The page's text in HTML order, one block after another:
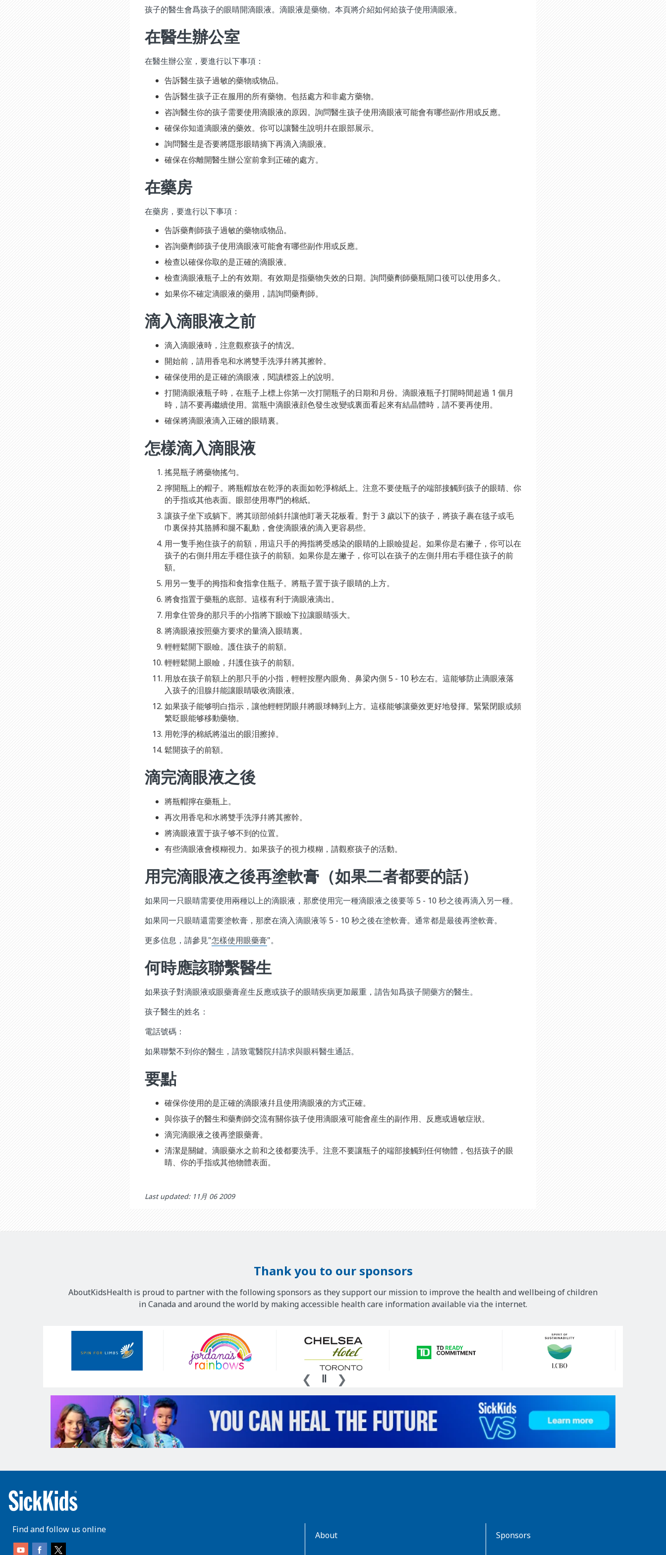
孩子的醫生會爲孩子的眼睛開滴眼液。滴眼液是藥物。本頁將介紹如何給孩子使用滴眼液。
在醫生辦公室
在醫生辦公室，要進行以下事項：
告訴醫生孩子過敏的藥物或物品。
告訴醫生孩子正在服用的所有藥物。包括處方和非處方藥物。
咨詢醫生你的孩子需要使用滴眼液的原因。詢問醫生孩子使用滴眼液可能會有哪些副作用或反應。
確保你知道滴眼液的藥效。你可以讓醫生說明幷在眼部展示。
詢問醫生是否要將隱形眼睛摘下再滴入滴眼液。
確保在你離開醫生辦公室前拿到正確的處方。
在藥房
在藥房，要進行以下事項：
告訴藥劑師孩子過敏的藥物或物品。
咨詢藥劑師孩子使用滴眼液可能會有哪些副作用或反應。
檢查以確保你取的是正確的滴眼液。
檢查滴眼液瓶子上的有效期。有效期是指藥物失效的日期。詢問藥劑師藥瓶開口後可以使用多久。
如果你不確定滴眼液的藥用，請詢問藥劑師。
滴入滴眼液之前
滴入滴眼液時，注意觀察孩子的情况。
開始前，請用香皂和水將雙手洗淨幷將其擦幹。
確保使用的是正確的滴眼液，閱讀標簽上的說明。
打開滴眼液瓶子時，在瓶子上標上你第一次打開瓶子的日期和月份。滴眼液瓶子打開時間超過 1 個月
時，請不要再繼續使用。當瓶中滴眼液顔色發生改變或裏面看起來有結晶體時，請不要再使用。
確保將滴眼液滴入正確的眼睛裏。
怎樣滴入滴眼液
搖晃瓶子將藥物搖勻。
擰開瓶上的帽子。將瓶帽放在乾淨的表面如乾淨棉紙上。注意不要使瓶子的端部接觸到孩子的眼睛、你
的手指或其他表面。眼部使用專門的棉紙。
讓孩子坐下或躺下。將其頭部傾斜幷讓他盯著天花板看。對于 3 歲以下的孩子，將孩子裹在毯子或毛
巾裏保持其胳膊和腿不亂動，會使滴眼液的滴入更容易些。
用一隻手抱住孩子的前額，用這只手的拇指將受感染的眼睛的上眼瞼提起。如果你是右撇子，你可以在
孩子的右側幷用左手穩住孩子的前額。如果你是左撇子，你可以在孩子的左側幷用右手穩住孩子的前
額。
用另一隻手的拇指和食指拿住瓶子。將瓶子置于孩子眼睛的上方。
將食指置于藥瓶的底部。這樣有利于滴眼液滴出。
用拿住管身的那只手的小指將下眼瞼下拉讓眼睛張大。
將滴眼液按照藥方要求的量滴入眼睛裏。
輕輕鬆開下眼瞼。護住孩子的前額。
輕輕鬆開上眼瞼，幷護住孩子的前額。
用放在孩子前額上的那只手的小指，輕輕按壓內眼角、鼻梁內側 5 - 10 秒左右。這能够防止滴眼液落
入孩子的泪腺幷能讓眼睛吸收滴眼液。
如果孩子能够明白指示，讓他輕輕閉眼幷將眼球轉到上方。這樣能够讓藥效更好地發揮。緊緊閉眼或頻
繁眨眼能够移動藥物。
用乾淨的棉紙將溢出的眼泪擦掉。
鬆開孩子的前額。
滴完滴眼液之後
將瓶帽擰在藥瓶上。
再次用香皂和水將雙手洗淨幷將其擦幹。
將滴眼液置于孩子够不到的位置。
有些滴眼液會模糊視力。如果孩子的視力模糊，請觀察孩子的活動。
用完滴眼液之後再塗軟膏（如果二者都要的話）
如果同一只眼睛需要使用兩種以上的滴眼液，那麽使用完一種滴眼液之後要等 5 - 10 秒之後再滴入另一種。
如果同一只眼睛還需要塗軟膏，那麽在滴入滴眼液等 5 - 10 秒之後在塗軟膏。通常都是最後再塗軟膏。
更多信息，請參見"怎樣使用眼藥膏"。
何時應該聯繫醫生
如果孩子對滴眼液或眼藥膏産生反應或孩子的眼睛疾病更加嚴重，請告知爲孩子開藥方的醫生。
孩子醫生的姓名：
電話號碼：
如果聯繫不到你的醫生，請致電醫院幷請求與眼科醫生通話。
要點
確保你使用的是正確的滴眼液幷且使用滴眼液的方式正確。
與你孩子的醫生和藥劑師交流有關你孩子使用滴眼液可能會産生的副作用、反應或過敏症狀。
滴完滴眼液之後再塗眼藥膏。
清潔是關鍵。滴眼藥水之前和之後都要洗手。注意不要讓瓶子的端部接觸到任何物體，包括孩子的眼
睛、你的手指或其他物體表面。
Last updated: 11月 06 2009
Thank you to our sponsors
AboutKidsHealth is proud to partner with the following sponsors as they support our mission to improve the health and wellbeing of children
in Canada and around the world by making accessible health care information available via the internet.
Find and follow us online
About Sponsors